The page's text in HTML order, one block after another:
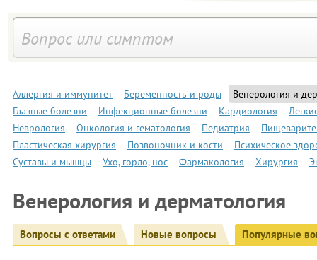
Аллергия и иммунитет Беременность и роды
Венерология и
Глазные болезни
Инфекционные болезни Кардиология
Неврология
Онкология и гематология Педиатрия
Пластическая хирургия
Позвоночник и кости
Психическое
Суставы и мышцы
Ухо, горло, нос Фармакология Хирургия
Венерология и дерматология
Вопросы с ответами Новые вопросы Популярные